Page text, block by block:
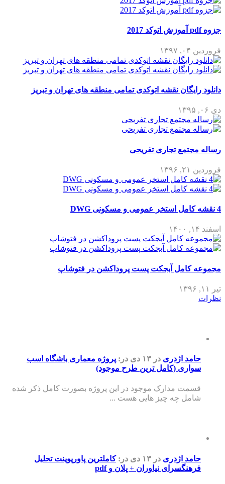
جزوه pdf آموزش اتوکد 2017
فروردین ۰۴, ۱۳۹۷
دانلود رایگان نقشه اتوکدی تمامی منطقه های تهران و تبریز
دی ۰۶, ۱۳۹۵
رساله مجتمع تجاری تفریحی
فروردین ۲۱, ۱۳۹۶
4 نقشه کامل استخر عمومی و مسکونی DWG
اسفند ۱۴, ۱۴۰۰
مجموعه کامل آبجکت پست پروداکشن در فتوشاپ
تیر ۱۱, ۱۳۹۶
نظرات
حامد اژدری در ۱۳ دی در: پروژه معماری باشگاه اسب
سواری (کامل ترین طرح موجود)
قسمت مدارک موجود در این پروژه بصورت کامل ذکر شده
شامل چه چیز هایی هست ...
حامد اژدری در ۱۳ دی در:کاملترین پاورپوینت تحلیل
فرهنگسرای نیاوران + پلان و pdf